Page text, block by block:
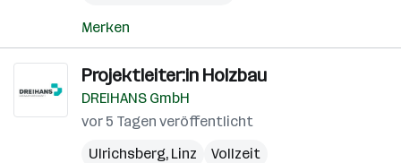
Merken
Projektleiter:in Holzbau
DREIHANS GmbH
vor 5 Tagen veröffentlicht
Ulrichsberg, Linz
Vollzeit